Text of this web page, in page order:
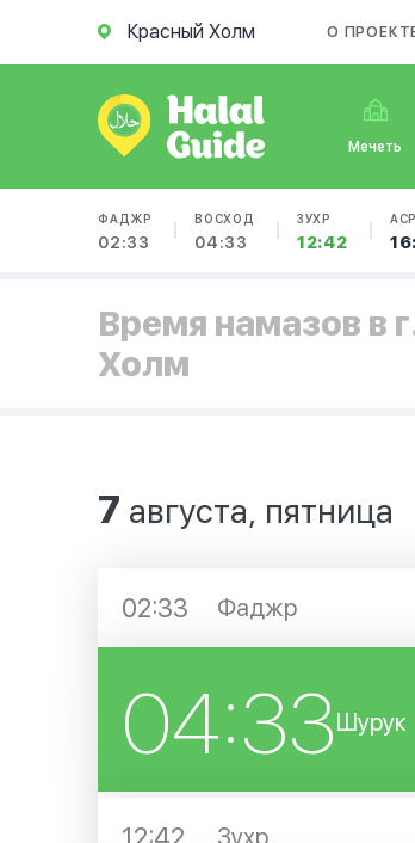
Красный Холм О
Мечеть
ФАДЖР
02:33
ВОСХОД
04:33
ЗУХР
12:42
АСР
Время намазов в
Холм
7 августа, пятница
02:33 Фаджр
04:33Шурук
Зухр